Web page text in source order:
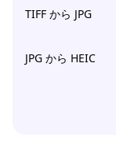
TIFF から JPG
JPG から HEIC